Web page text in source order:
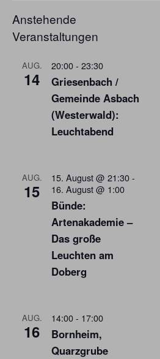
Anstehende
Veranstaltungen
AUG.
14
20:00- 23:30
Griesenbach /
Gemeinde Asbach
(Westerwald):
Leuchtabend
AUG.
15
15. August @ 21:30-
16. August @ 1:00
Bünde:
Artenakademie –
Das große
Leuchten am
Doberg
AUG.
16
14:00- 17:00
Bornheim,
Quarzgrube